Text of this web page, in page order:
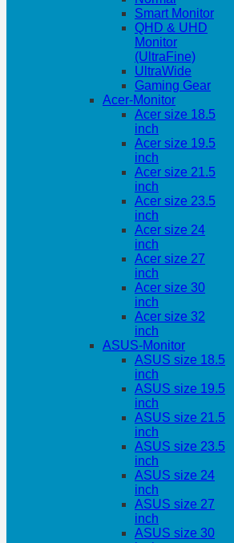
Smart Monitor
QHD & UHD
Monitor
(UltraFine)
UltraWide
Gaming Gear
Acer-Monitor
Acer size 18.5
inch
Acer size 19.5
inch
Acer size 21.5
inch
Acer size 23.5
inch
Acer size 24
inch
Acer size 27
inch
Acer size 30
inch
Acer size 32
inch
ASUS-Monitor
ASUS size 18.5
inch
ASUS size 19.5
inch
ASUS size 21.5
inch
ASUS size 23.5
inch
ASUS size 24
inch
ASUS size 27
inch
ASUS size 30